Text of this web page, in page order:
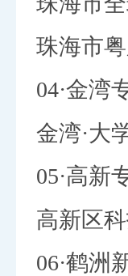
珠海市
04·金湾
金湾·大
05·高新
高新区
06·鹤洲